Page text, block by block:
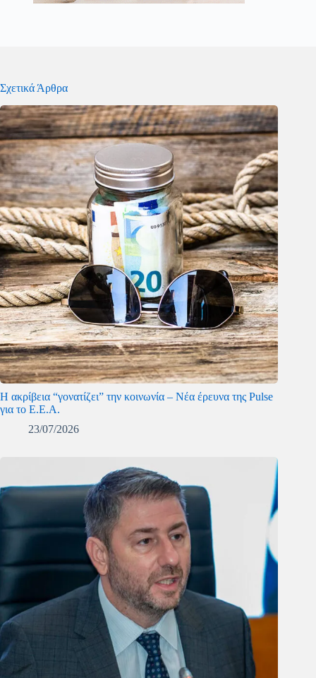
Σχετικά Άρθρα
Η ακρίβεια “γονατίζει” την κοινωνία – Νέα έρευνα της Pulse
για το Ε.Ε.Α.
23/07/2026